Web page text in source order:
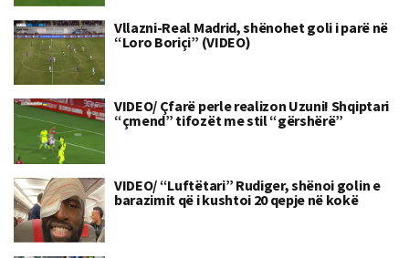
Vllazni-Real Madrid, shënohet goli i parë në
“Loro Boriçi” (VIDEO)
VIDEO/ Çfarë perle realizon Uzuni! Shqiptari
“çmend” tifozët me stil “gërshërë”
VIDEO/ “Luftëtari” Rudiger, shënoi golin e
barazimit që i kushtoi 20 qepje në kokë